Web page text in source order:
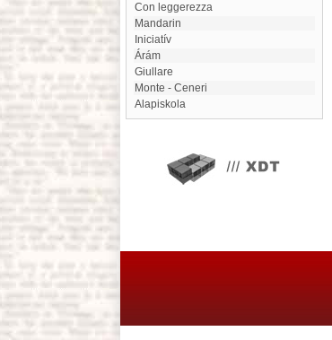
Con leggerezza
Mandarin
iniciatív
Árám
giullare
Monte - Ceneri
Alapiskola